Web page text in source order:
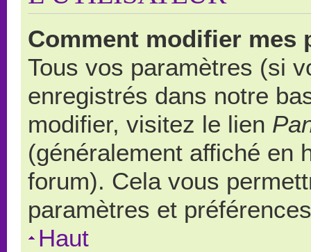
Comment modifier mes
Tous vos paramètres (si
enregistrés dans notre
modifier, visitez le lien
(généralement affiché en
forum). Cela vous
paramètres et
Haut